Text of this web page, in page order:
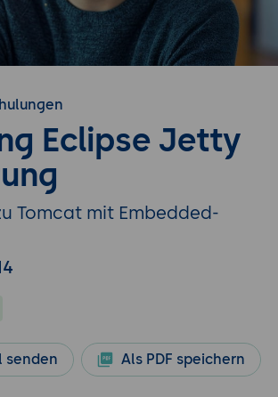
Eclipse Jetty
Tomcat mit Embedded-
senden Als PDF speichern